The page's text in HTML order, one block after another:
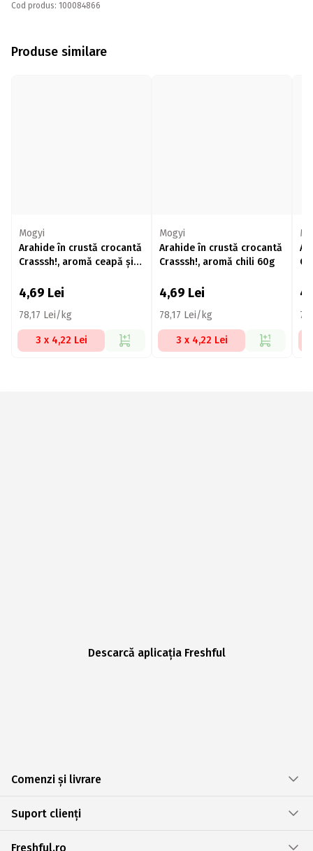
Cod produs: 100084866
Produse similare
Mogyi
Arahide în crustă crocantă
Crasssh!, aromă ceapă și
4,69 Lei
78,17 Lei/kg
3 x 4,22 Lei
Mogyi
Arahide în crustă crocantă
Crasssh!, aromă chili 60g
4,69 Lei
78,17 Lei/kg
3 x 4,22 Lei
Descarcă aplicația Freshful
Comenzi și livrare
Suport clienți
Freshful.ro